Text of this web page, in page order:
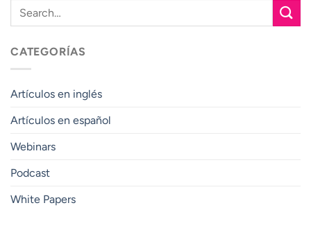
CATEGORÍAS
Artículos en inglés
Artículos en español
Webinars
Podcast
White Papers